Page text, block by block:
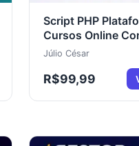
Script PHP
Cursos Online
Código Fonte |
Júlio César
R$99,99